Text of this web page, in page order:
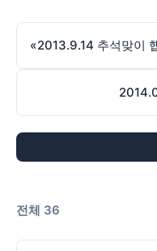
«2013.9.14 추석맞이
전체 36